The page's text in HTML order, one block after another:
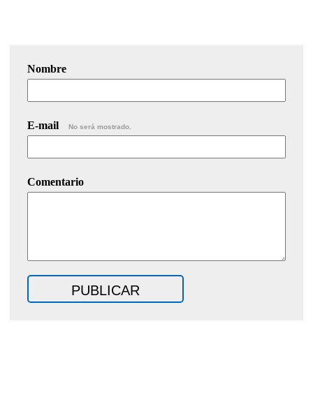
Nombre
E-mail No será mostrado.
Comentario